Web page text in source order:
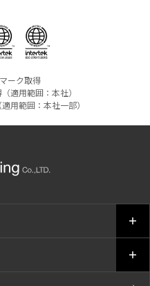
ーク取得
適用範囲：本社）
用範囲：本社一部）